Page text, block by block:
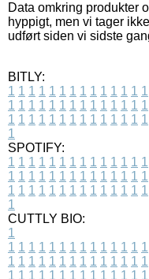
Data omkring produkter
hyppigt, men vi tager
udført siden vi sidste
BITLY:
1 1 1 1 1 1 1 1 1 1 1 1 1 1
1 1 1 1 1 1 1 1 1 1 1 1 1 1
1 1 1 1 1 1 1 1 1 1 1 1 1 1
1
SPOTIFY:
1 1 1 1 1 1 1 1 1 1 1 1 1 1
1 1 1 1 1 1 1 1 1 1 1 1 1 1
1 1 1 1 1 1 1 1 1 1 1 1 1 1
1
CUTTLY BIO:
1
1 1 1 1 1 1 1 1 1 1 1 1 1 1
1 1 1 1 1 1 1 1 1 1 1 1 1 1
1 1 1 1 1 1 1 1 1 1 1 1 1 1